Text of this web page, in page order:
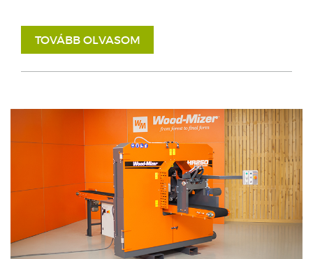
TOVÁBB OLVASOM